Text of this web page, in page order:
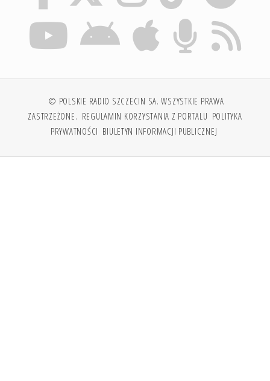
© POLSKIE RADIO SZCZECIN SA. WSZYSTKIE PRAWA
ZASTRZEŻONE. REGULAMIN KORZYSTANIA Z PORTALU POLITYKA
PRYWATNOŚCI BIULETYN INFORMACJI PUBLICZNEJ